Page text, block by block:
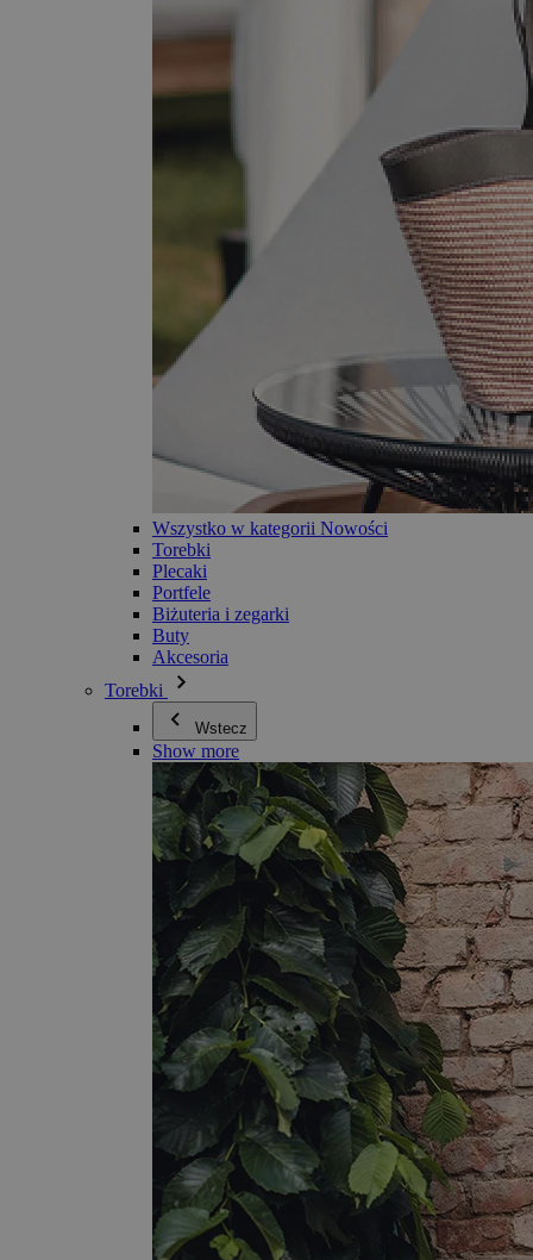
Wszystko w kategorii Nowości
Torebki
Plecaki
Portfele
Biżuteria i zegarki
Buty
Akcesoria
Torebki
Wstecz
Show more